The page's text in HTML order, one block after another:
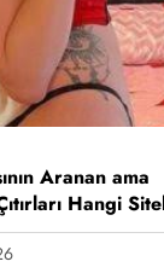
Aranan ama
Hangi